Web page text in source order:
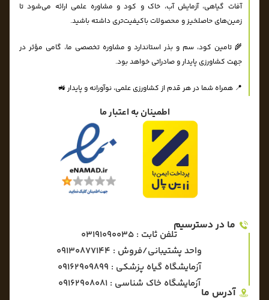
ما در دسترسیم
تلفن ثابت : 03191090035
واحد پشتیبانی/فروش : 09130877144
آزمایشگاه گیاه پزشکی : ۰۹۱۶۲۹۰۹۸۹۹
آزمایشگاه خاک شناسی : ۰۹۱۶۲۹۰۸۰۸۱
آدرس ما
اطمینان به اعتبار ما
آفات گیاهی، آزمایش آب، خاک و کود و مشاوره علمی ارائه می‌شود تا
زمین‌های حاصلخیز و محصولات باکیفیت‌تری داشته باشید.
🌾 تامین کود، سم و بذر استاندارد و مشاوره تخصصی ما، گامی مؤثر در
جهت کشاورزی پایدار و صادراتی خواهد بود.
📍 همراه شما در هر قدم از کشاورزی علمی، نوآورانه و پایدار 🚜